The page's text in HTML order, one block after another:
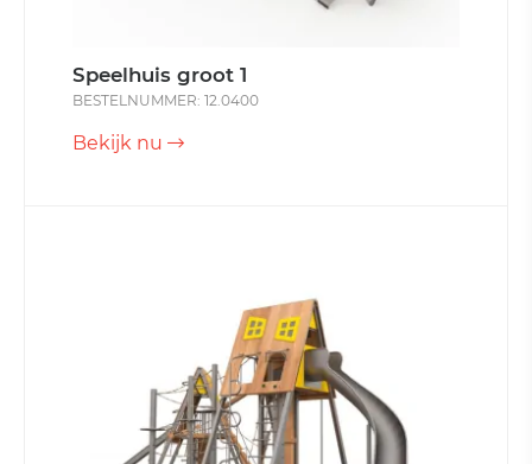
Speelhuis groot 1
BESTELNUMMER: 12.0400
Bekijk nu